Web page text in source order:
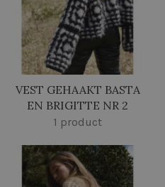
VEST GEHAAKT BASTA
EN BRIGITTE NR 2
1 product